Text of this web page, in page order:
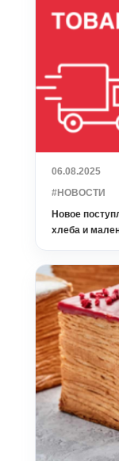
06.08.2025
#НОВОСТИ
Новое
хлеба и